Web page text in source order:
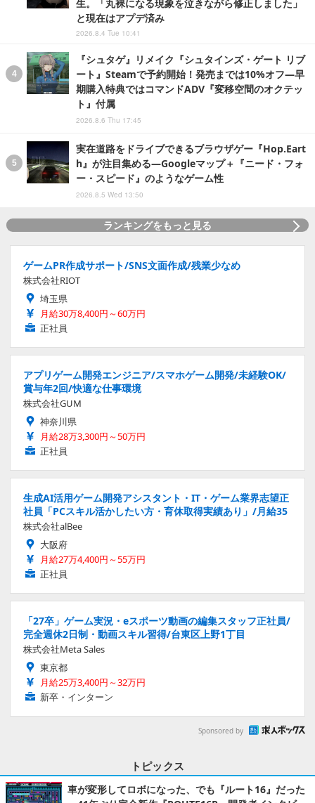
生。「丸裸になる現象を泣きながら修正しました」
と現在はアプデ済み
2026.8.4 Tue 10:41
『シュタゲ』リメイク『シュタインズ・ゲート リブ
ート』Steamで予約開始！発売までは10%オフ―早
期購入特典ではコマンドADV『変移空間のオクテッ
ト』付属
2026.8.6 Thu 17:45
実在道路をドライブできるブラウザゲー『Hop.Eart
h』が注目集める―Googleマップ＋『ニード・フォ
ー・スピード』のようなゲーム性
2026.8.5 Wed 13:50
ランキングをもっと見る
ゲームPR作成サポート/SNS文面作成/残業少なめ
株式会社RIOT
埼玉県
月給30万8,400円～60万円
正社員
アプリゲーム開発エンジニア/スマホゲーム開発/未経験OK/
賞与年2回/快適な仕事環境
株式会社GUM
神奈川県
月給28万3,300円～50万円
正社員
生成AI活用ゲーム開発アシスタント・IT・ゲーム業界志望正
社員「PCスキル活かしたい方・育休取得実績あり」/月給35
株式会社alBee
大阪府
月給27万4,400円～55万円
正社員
「27卒」ゲーム実況・eスポーツ動画の編集スタッフ正社員/
完全週休2日制・動画スキル習得/台東区上野1丁目
株式会社Meta Sales
東京都
月給25万3,400円～32万円
新卒・インターン
Sponsored by
トピックス
車が変形してロボになった、でも『ルート16』だった